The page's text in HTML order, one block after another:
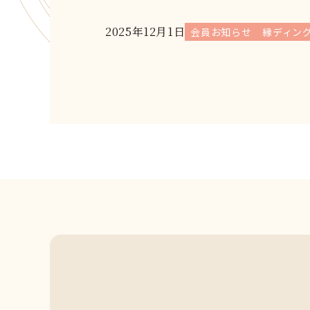
2025年12月1日 会員お知らせ 縁ディン